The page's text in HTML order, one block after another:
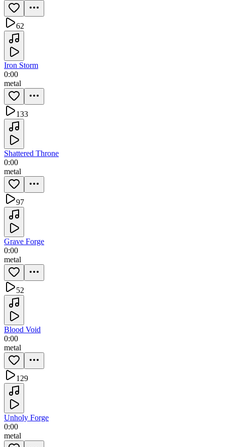
62
Iron Storm
0:00
metal
133
Shattered Throne
0:00
metal
97
Grave Forge
0:00
metal
52
Blood Void
0:00
metal
129
Unholy Forge
0:00
metal